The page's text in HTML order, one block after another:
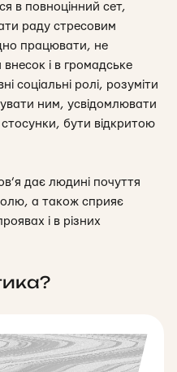
в повноцінний сет,
раду стресовим
працювати, не
і в громадське
соціальні ролі, розуміти
ним, усвідомлювати
бути відкритою
дає людині почуття
а також сприяє
і в різних